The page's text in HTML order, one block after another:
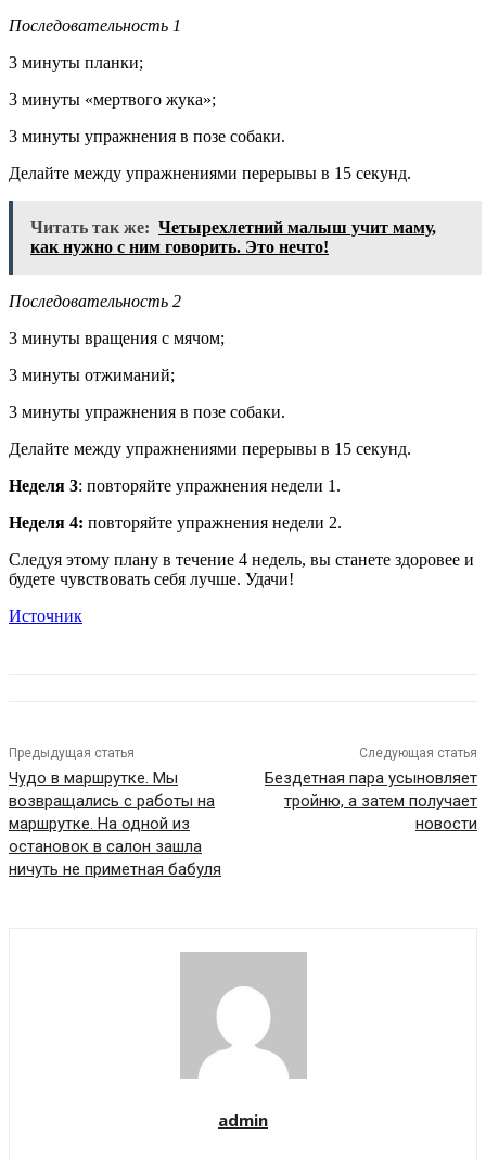
Последовательность 1
3 минуты планки;
3 минуты «мертвого жука»;
3 минуты упражнения в позе собаки.
Делайте между упражнениями перерывы в 15 секунд.
Читать так же: Четырехлетний малыш учит маму,
как нужно с ним говорить. Это нечто!
Последовательность 2
3 минуты вращения с мячом;
3 минуты отжиманий;
3 минуты упражнения в позе собаки.
Делайте между упражнениями перерывы в 15 секунд.
Неделя 3: повторяйте упражнения недели 1.
Неделя 4: повторяйте упражнения недели 2.
Следуя этому плану в течение 4 недель, вы станете здоровее и
будете чувствовать себя лучше. Удачи!
Источник
Предыдущая статья
Чудо в маршрутке. Мы
возвращались с работы на
маршрутке. На одной из
остановок в салон зашла
ничуть не приметная бабуля
Следующая статья
Бездетная пара усыновляет
тройню, а затем получает
новости
admin